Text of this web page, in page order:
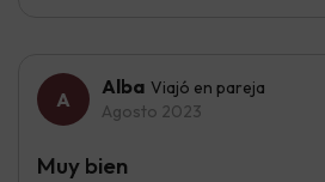
Alba Viajó en pareja
Agosto 2023
Muy bien